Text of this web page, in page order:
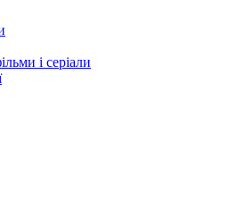
і серіали